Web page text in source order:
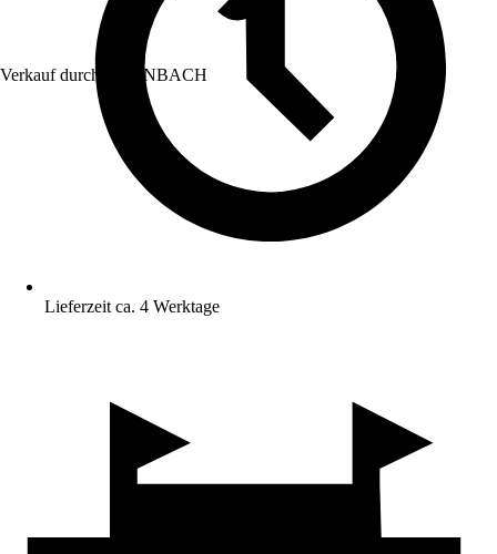
Verkauf durch: HORNBACH
Lieferzeit ca. 4 Werktage